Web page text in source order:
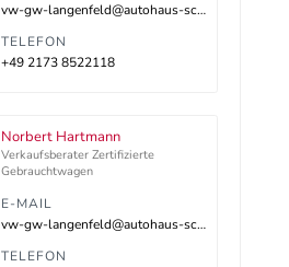
vw-gw-langenfeld@autohaus-schnitzler.dealerdesk.de
TELEFON
+49 2173 8522118
Norbert Hartmann
Verkaufsberater Zertifizierte
Gebrauchtwagen
E-MAIL
vw-gw-langenfeld@autohaus-schnitzler.dealerdesk.de
TELEFON